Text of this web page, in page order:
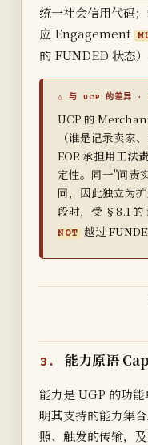
统一社会信用代码
应 Engagement
的 FUNDED 状态）
UCP 的
（谁是记录卖家
EOR 承担用工法
定性。同一"问责
同，因此独立为
段时，受 §8.1 的
NOT 越过
3. 能力原语
能力是 UGP 的功
明其支持的能力集
照、触发的传输，